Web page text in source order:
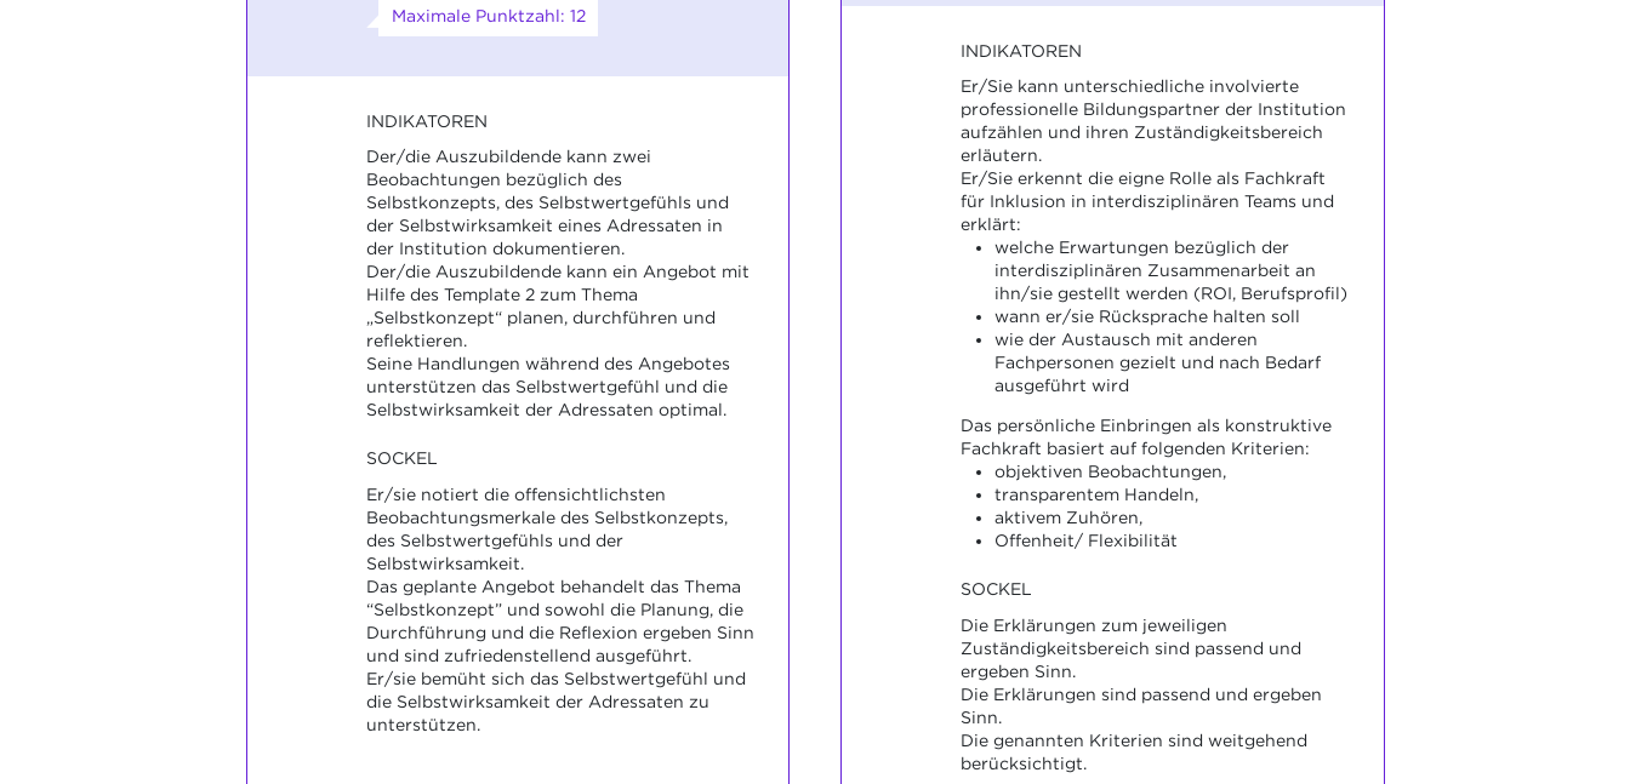
Maximale Punktzahl: 12
INDIKATOREN
Der/die Auszubildende kann zwei
Beobachtungen bezüglich des
Selbstkonzepts, des Selbstwertgefühls und
der Selbstwirksamkeit eines Adressaten in
der Institution dokumentieren.
Der/die Auszubildende kann ein Angebot mit
Hilfe des Template 2 zum Thema
„Selbstkonzept“ planen, durchführen und
reflektieren.
Seine Handlungen während des Angebotes
unterstützen das Selbstwertgefühl und die
Selbstwirksamkeit der Adressaten optimal.
SOCKEL
Er/sie notiert die offensichtlichsten
Beobachtungsmerkale des Selbstkonzepts,
des Selbstwertgefühls und der
Selbstwirksamkeit.
Das geplante Angebot behandelt das Thema
“Selbstkonzept” und sowohl die Planung, die
Durchführung und die Reflexion ergeben Sinn
und sind zufriedenstellend ausgeführt.
Er/sie bemüht sich das Selbstwertgefühl und
die Selbstwirksamkeit der Adressaten zu
unterstützen.
INDIKATOREN
Er/Sie kann unterschiedliche involvierte
professionelle Bildungspartner der Institution
aufzählen und ihren Zuständigkeitsbereich
erläutern.
Er/Sie erkennt die eigne Rolle als Fachkraft
für Inklusion in interdisziplinären Teams und
erklärt:
welche Erwartungen bezüglich der
interdisziplinären Zusammenarbeit an
ihn/sie gestellt werden (ROI, Berufsprofil)
wann er/sie Rücksprache halten soll
wie der Austausch mit anderen
Fachpersonen gezielt und nach Bedarf
ausgeführt wird
Das persönliche Einbringen als konstruktive
Fachkraft basiert auf folgenden Kriterien:
objektiven Beobachtungen,
transparentem Handeln,
aktivem Zuhören,
Offenheit/ Flexibilität
SOCKEL
Die Erklärungen zum jeweiligen
Zuständigkeitsbereich sind passend und
ergeben Sinn.
Die Erklärungen sind passend und ergeben
Sinn.
Die genannten Kriterien sind weitgehend
berücksichtigt.